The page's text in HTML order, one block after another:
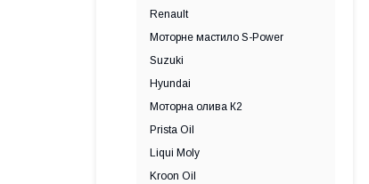
Renault
Моторне мастило S-Power
Suzuki
Hyundai
Моторна олива К2
Prista Oil
Liqui Moly
Kroon Oil